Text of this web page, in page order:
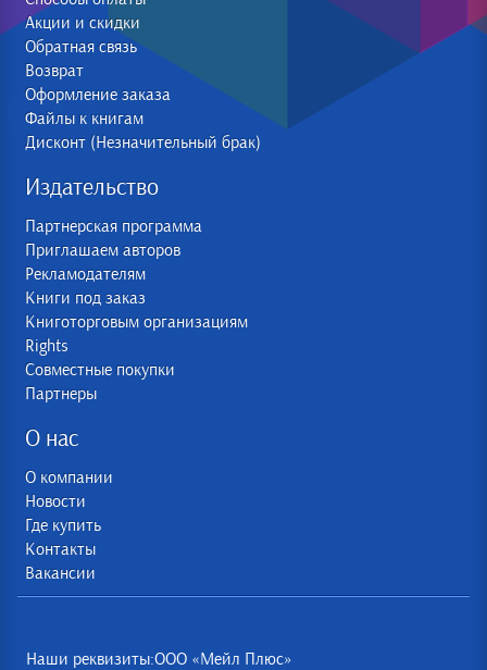
Акции и скидки
Обратная связь
Возврат
Оформление заказа
Файлы к книгам
Дисконт (Незначительный брак)
Издательство
Партнерская программа
Приглашаем авторов
Рекламодателям
Книги под заказ
Книготорговым организациям
Rights
Совместные покупки
Партнеры
О нас
О компании
Новости
Где купить
Контакты
Вакансии
Наши реквизиты:ООО «Мейл Плюс»